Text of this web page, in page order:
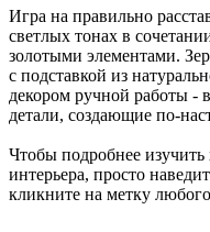
Игра на правильно
светлых тонах в
золотыми элементами.
с подставкой из
декором ручной работы -
детали, создающие по-
Чтобы подробнее изучить
интерьера, просто
кликните на метку